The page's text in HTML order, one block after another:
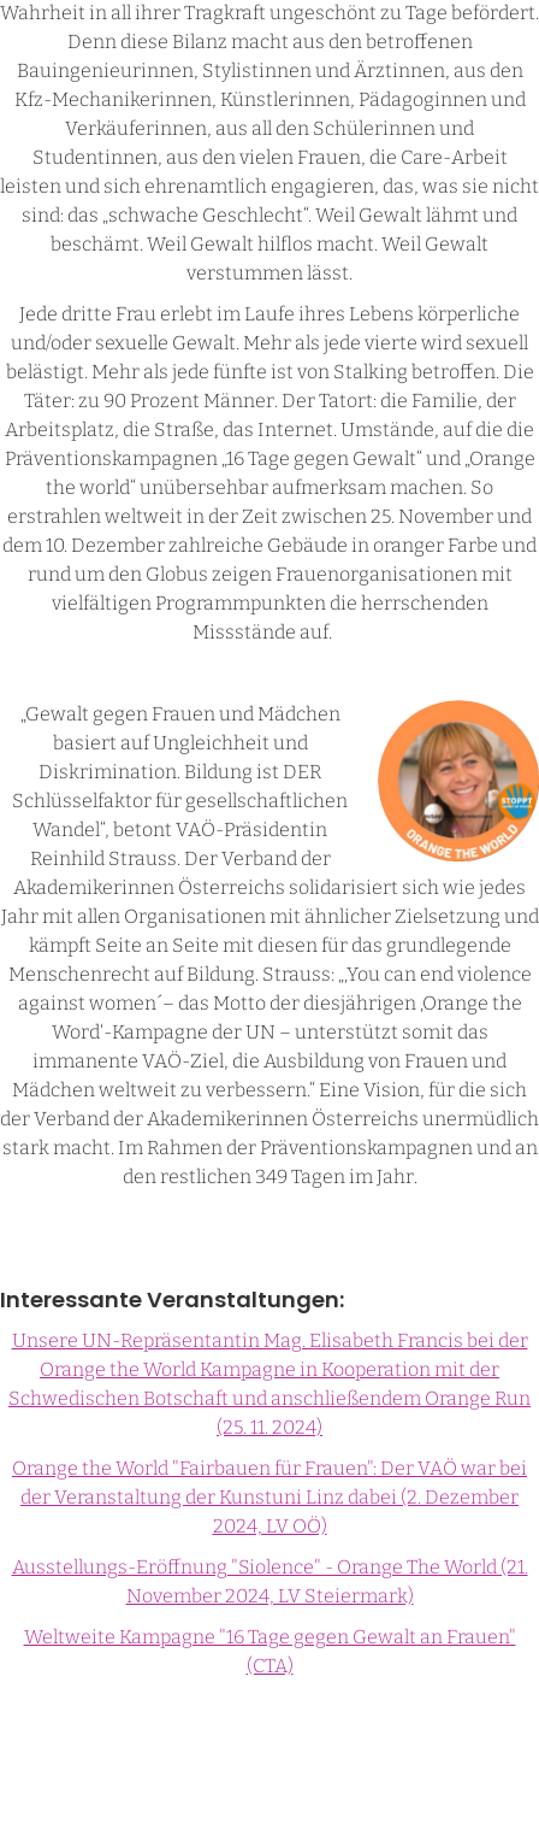
Wahrheit in all ihrer Tragkraft ungeschönt zu Tage befördert.
Denn diese Bilanz macht aus den betroffenen
Bauingenieurinnen, Stylistinnen und Ärztinnen, aus den
Kfz-Mechanikerinnen, Künstlerinnen, Pädagoginnen und
Verkäuferinnen, aus all den Schülerinnen und
Studentinnen, aus den vielen Frauen, die Care-Arbeit
leisten und sich ehrenamtlich engagieren, das, was sie nicht
sind: das „schwache Geschlecht“. Weil Gewalt lähmt und
beschämt. Weil Gewalt hilflos macht. Weil Gewalt
verstummen lässt.
Jede dritte Frau erlebt im Laufe ihres Lebens körperliche
und/oder sexuelle Gewalt. Mehr als jede vierte wird sexuell
belästigt. Mehr als jede fünfte ist von Stalking betroffen. Die
Täter: zu 90 Prozent Männer. Der Tatort: die Familie, der
Arbeitsplatz, die Straße, das Internet. Umstände, auf die die
Präventionskampagnen „16 Tage gegen Gewalt“ und „Orange
the world“ unübersehbar aufmerksam machen. So
erstrahlen weltweit in der Zeit zwischen 25. November und
dem 10. Dezember zahlreiche Gebäude in oranger Farbe und
rund um den Globus zeigen Frauenorganisationen mit
vielfältigen Programmpunkten die herrschenden
Missstände auf.
„Gewalt gegen Frauen und Mädchen
basiert auf Ungleichheit und
Diskrimination. Bildung ist DER
Schlüsselfaktor für gesellschaftlichen
Wandel“, betont VAÖ-Präsidentin
Reinhild Strauss. Der Verband der
Akademikerinnen Österreichs solidarisiert sich wie jedes
Jahr mit allen Organisationen mit ähnlicher Zielsetzung und
kämpft Seite an Seite mit diesen für das grundlegende
Menschenrecht auf Bildung. Strauss: „‚You can end violence
against women´– das Motto der diesjährigen ‚Orange the
Word‘-Kampagne der UN – unterstützt somit das
immanente VAÖ-Ziel, die Ausbildung von Frauen und
Mädchen weltweit zu verbessern.“ Eine Vision, für die sich
der Verband der Akademikerinnen Österreichs unermüdlich
stark macht. Im Rahmen der Präventionskampagnen und an
den restlichen 349 Tagen im Jahr.
Interessante Veranstaltungen:
Unsere UN-Repräsentantin Mag. Elisabeth Francis bei der
Orange the World Kampagne in Kooperation mit der
Schwedischen Botschaft und anschließendem Orange Run
(25. 11. 2024)
Orange the World "Fairbauen für Frauen": Der VAÖ war bei
der Veranstaltung der Kunstuni Linz dabei (2. Dezember
2024, LV OÖ)
Ausstellungs-Eröffnung "Siolence" - Orange The World (21.
November 2024, LV Steiermark)
Weltweite Kampagne "16 Tage gegen Gewalt an Frauen"
(CTA)